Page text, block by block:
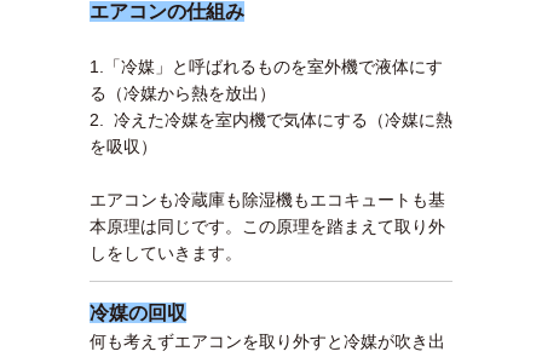
エアコンの仕組み
1.「冷媒」と呼ばれるものを室外機で液体にす
る（冷媒から熱を放出）
2. 冷えた冷媒を室内機で気体にする（冷媒に熱
を吸収）
エアコンも冷蔵庫も除湿機もエコキュートも基
本原理は同じです。この原理を踏まえて取り外
しをしていきます。
冷媒の回収
何も考えずエアコンを取り外すと冷媒が吹き出